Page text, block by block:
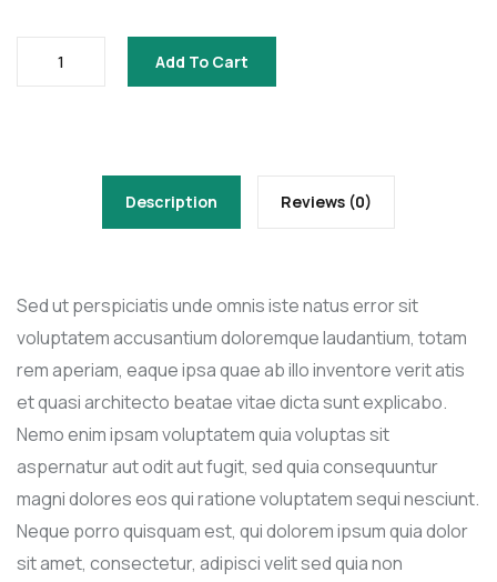
Add To Cart
Description Reviews (0)
Sed ut perspiciatis unde omnis iste natus error sit
voluptatem accusantium doloremque laudantium, totam
rem aperiam, eaque ipsa quae ab illo inventore verit atis
et quasi architecto beatae vitae dicta sunt explicabo.
Nemo enim ipsam voluptatem quia voluptas sit
aspernatur aut odit aut fugit, sed quia consequuntur
magni dolores eos qui ratione voluptatem sequi nesciunt.
Neque porro quisquam est, qui dolorem ipsum quia dolor
sit amet, consectetur, adipisci velit sed quia non